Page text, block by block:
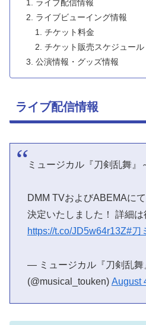
ライブ配信情報
ライブビューイング情報
チケット料金
チケット販売スケジュール
公演情報・グッズ情報
ライブ配信情報
ミュージカル『刀剣乱舞』
DMM TVおよびABEMAに
決定いたしました！ 詳細は
https://t.co/JD5w64r13Z#刀
— ミュージカル『刀剣乱舞
(@musical_touken) August